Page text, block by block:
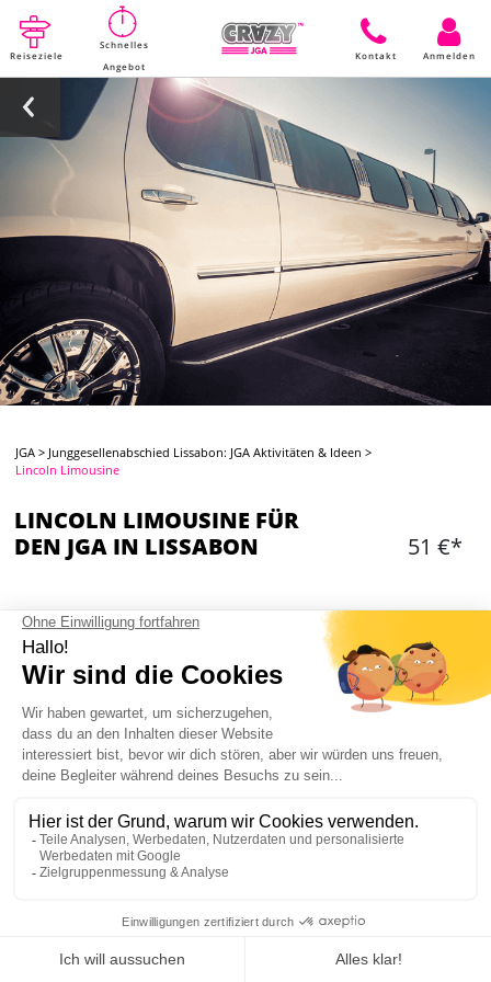
Reiseziele
Schnelles
Angebot
Kontakt Anmelden
JGA > Junggesellenabschied Lissabon: JGA Aktivitäten & Ideen >
Lincoln Limousine
LINCOLN LIMOUSINE FÜR
DEN JGA IN LISSABON
51 €*
WAS IST ENTHALTEN?
1 Stunde Tour mit Lincoln Limo und Chauffeur
Maximal 8 Personen
INFORMATION
Ihr werdet mit der Limo von der Unterkunft oder dem Restaurant zu
Mein JGA in Lissabon